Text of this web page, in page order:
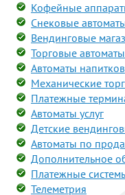
Кофейные
Снековые
Вендинговые
Торговые
Автоматы напитков
Механические
Платежные
Автоматы услуг
Детские
Автоматы по
Дополнительное
Платежные
Телеметрия